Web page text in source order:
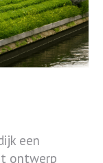
een
ontwerp